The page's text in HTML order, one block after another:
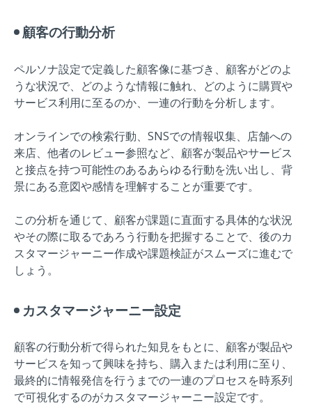
顧客の行動分析
ペルソナ設定で定義した顧客像に基づき、顧客がどのよ
うな状況で、どのような情報に触れ、どのように購買や
サービス利用に至るのか、一連の行動を分析します。
オンラインでの検索行動、SNSでの情報収集、店舗への
来店、他者のレビュー参照など、顧客が製品やサービス
と接点を持つ可能性のあるあらゆる行動を洗い出し、背
景にある意図や感情を理解することが重要です。
この分析を通じて、顧客が課題に直面する具体的な状況
やその際に取るであろう行動を把握することで、後のカ
スタマージャーニー作成や課題検証がスムーズに進むで
しょう。
カスタマージャーニー設定
顧客の行動分析で得られた知見をもとに、顧客が製品や
サービスを知って興味を持ち、購入または利用に至り、
最終的に情報発信を行うまでの一連のプロセスを時系列
で可視化するのがカスタマージャーニー設定です。